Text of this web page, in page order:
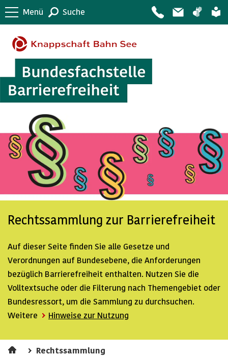
Menü Suche
Rechtssammlung zur Barrierefreiheit
Auf dieser Seite finden Sie alle Gesetze und
Verordnungen auf Bundesebene, die Anforderungen
bezüglich Barrierefreiheit enthalten. Nutzen Sie die
Volltextsuche oder die Filterung nach Themengebiet oder
Bundesressort, um die Sammlung zu durchsuchen.
Weitere
Hinweise zur Nutzung
Rechtssammlung